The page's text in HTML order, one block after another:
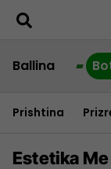
Ballina
Prishtina
Estetika